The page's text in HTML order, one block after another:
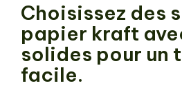
Choisissez des
papier kraft
solides pour un
facile.